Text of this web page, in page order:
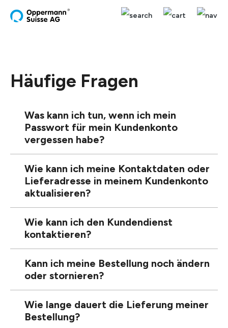
springen
Häufige Fragen
Was kann ich tun, wenn ich mein
Passwort für mein Kundenkonto
vergessen habe?
Wie kann ich meine Kontaktdaten oder
Lieferadresse in meinem Kundenkonto
aktualisieren?
Wie kann ich den Kundendienst
kontaktieren?
Kann ich meine Bestellung noch ändern
oder stornieren?
Wie lange dauert die Lieferung meiner
Bestellung?